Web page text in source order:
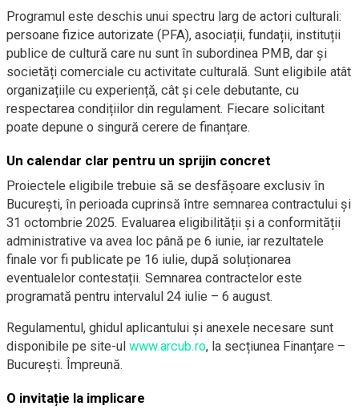
Programul este deschis unui spectru larg de actori culturali:
persoane fizice autorizate (PFA), asociații, fundații, instituții
publice de cultură care nu sunt în subordinea PMB, dar și
societăți comerciale cu activitate culturală. Sunt eligibile atât
organizațiile cu experiență, cât și cele debutante, cu
respectarea condițiilor din regulament. Fiecare solicitant
poate depune o singură cerere de finanțare.
Un calendar clar pentru un sprijin concret
Proiectele eligibile trebuie să se desfășoare exclusiv în
București, în perioada cuprinsă între semnarea contractului și
31 octombrie 2025. Evaluarea eligibilității și a conformității
administrative va avea loc până pe 6 iunie, iar rezultatele
finale vor fi publicate pe 16 iulie, după soluționarea
eventualelor contestații. Semnarea contractelor este
programată pentru intervalul 24 iulie – 6 august.
Regulamentul, ghidul aplicantului și anexele necesare sunt
disponibile pe site-ul www.arcub.ro, la secțiunea Finanțare –
București. Împreună.
O invitație la implicare